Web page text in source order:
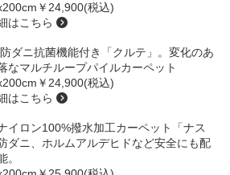
￥24,900(税込)
はこちら
ダニ抗菌機能付き 「クルテ」
。変化のあ
なマルチループパイルカーペット
￥24,900(税込)
はこちら
イロン100%撥水加工カーペット
「ナス
ダニ、ホルムアルデヒドなど安全にも配
。